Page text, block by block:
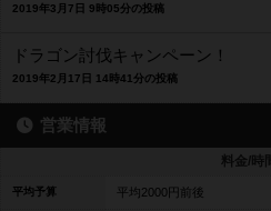
2019年3月7日 9時05分の投稿
ドラゴン討伐キャンペーン！
2019年2月17日 14時41分の投稿
営業情報
料金/時間
平均予算 平均2000円前後